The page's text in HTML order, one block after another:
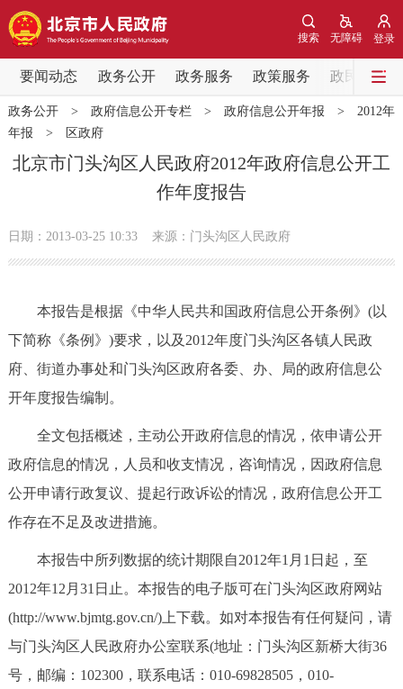
登录
无障碍
搜索
要闻动态 政务公开 政务服务 政策服务 政民互动
要闻动态
党中央精神 国务院信息 中央部委动态
北京要闻 会议信息 部门动态
市领导 机构职能 政策服务
政策兑现 政策解读 回应关切
决策公开 专题公开
政务服务
个人服务
便民服务 利企服务 投资项目
中介服务 阳光政务
政民互动
政务公开> 政府信息公开专栏> 政府信息公开年报 > 2012年
年报 > 区政府
北京市门头沟区人民政府2012年政府信息公开工
作年度报告
日期：2013-03-25 10:33 来源：门头沟区人民政府
本报告是根据《中华人民共和国政府信息公开条例》(以
下简称《条例》)要求，以及2012年度门头沟区各镇人民政
府、街道办事处和门头沟区政府各委、办、局的政府信息公
开年度报告编制。
全文包括概述，主动公开政府信息的情况，依申请公开
政府信息的情况，人员和收支情况，咨询情况，因政府信息
公开申请行政复议、提起行政诉讼的情况，政府信息公开工
作存在不足及改进措施。
本报告中所列数据的统计期限自2012年1月1日起，至
2012年12月31日止。本报告的电子版可在门头沟区政府网站
(http://www.bjmtg.gov.cn/)上下载。如对本报告有任何疑问，请
与门头沟区人民政府办公室联系(地址：门头沟区新桥大街36
号，邮编：102300，联系电话：010-69828505，010-